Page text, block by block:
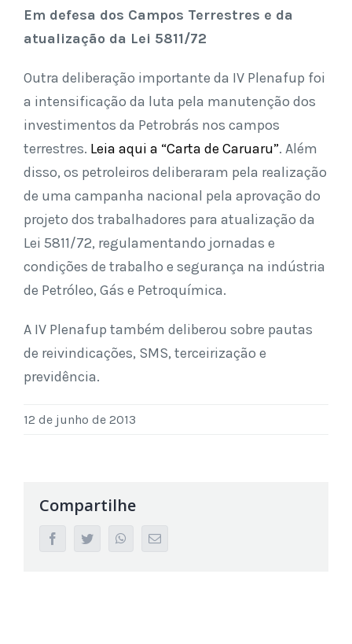
Em defesa dos Campos Terrestres e da
atualização da Lei 5811/72
Outra deliberação importante da IV Plenafup foi
a intensificação da luta pela manutenção dos
investimentos da Petrobrás nos campos
terrestres. Leia aqui a “Carta de Caruaru”. Além
disso, os petroleiros deliberaram pela realização
de uma campanha nacional pela aprovação do
projeto dos trabalhadores para atualização da
Lei 5811/72, regulamentando jornadas e
condições de trabalho e segurança na indústria
de Petróleo, Gás e Petroquímica.
A IV Plenafup também deliberou sobre pautas
de reivindicações, SMS, terceirização e
previdência.
12 de junho de 2013
Compartilhe
facebooktwitter whatsappEmail